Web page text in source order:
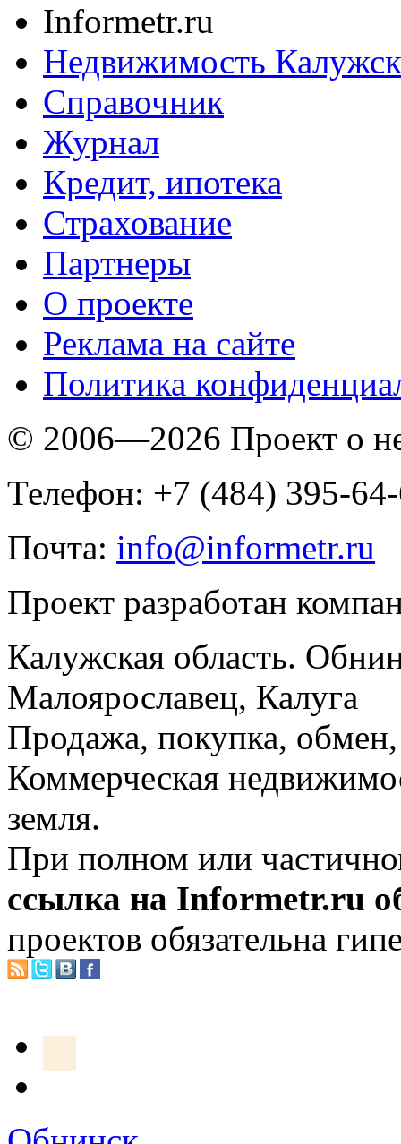
Informetr.ru
Недвижимость
Справочник
Журнал
Кредит, ипотека
Страхование
Партнеры
O проекте
Реклама на сайте
Политика
© 2006—2026 Проект о
Телефон: +7 (484) 395-
Почта: info@informetr.ru
Проект разработан
Калужская область.
Малоярославец, Калуга
Продажа, покупка, обмен,
Коммерческая
земля.
При полном или
ссылка на Informetr.ru
проектов обязательна